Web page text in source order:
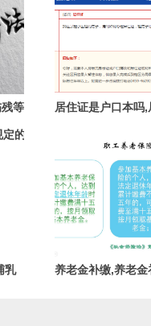
等
等
居住证是户口本吗
乳
养老金补缴,养老金